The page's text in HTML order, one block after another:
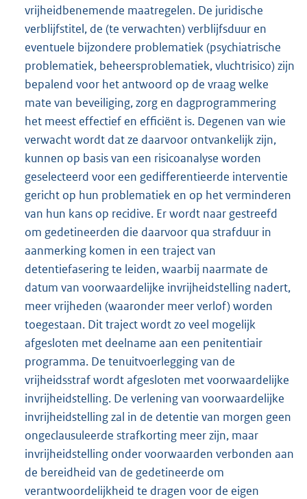
vrijheidbenemende maatregelen. De juridische
verblijfstitel, de (te verwachten) verblijfsduur en
eventuele bijzondere problematiek (psychiatrische
problematiek, beheersproblematiek, vluchtrisico) zijn
bepalend voor het antwoord op de vraag welke
mate van beveiliging, zorg en dagprogrammering
het meest effectief en efficiënt is. Degenen van wie
verwacht wordt dat ze daarvoor ontvankelijk zijn,
kunnen op basis van een risicoanalyse worden
geselecteerd voor een gedifferentieerde interventie
gericht op hun problematiek en op het verminderen
van hun kans op recidive. Er wordt naar gestreefd
om gedetineerden die daarvoor qua strafduur in
aanmerking komen in een traject van
detentiefasering te leiden, waarbij naarmate de
datum van voorwaardelijke invrijheidstelling nadert,
meer vrijheden (waaronder meer verlof) worden
toegestaan. Dit traject wordt zo veel mogelijk
afgesloten met deelname aan een penitentiair
programma. De tenuitvoerlegging van de
vrijheidsstraf wordt afgesloten met voorwaardelijke
invrijheidstelling. De verlening van voorwaardelijke
invrijheidstelling zal in de detentie van morgen geen
ongeclausuleerde strafkorting meer zijn, maar
invrijheidstelling onder voorwaarden verbonden aan
de bereidheid van de gedetineerde om
verantwoordelijkheid te dragen voor de eigen